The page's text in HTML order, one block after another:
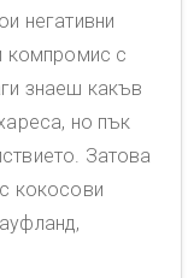
негативни
компромис с
знаеш какъв
но пък
Затова
кокосови